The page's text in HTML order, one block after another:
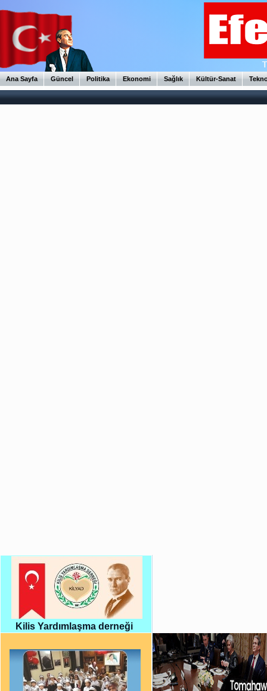
Ana Sayfa Güncel Politika Ekonomi Sağlık Kültür-Sanat
Kilis Yardımlaşma derneği